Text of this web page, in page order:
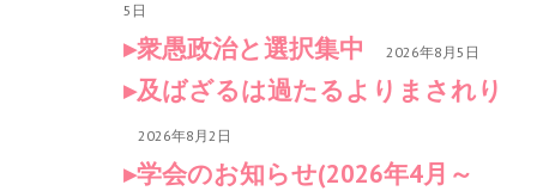
5日
衆愚政治と選択集中 2026年8月5日
及ばざるは過たるよりまされり
2026年8月2日
学会のお知らせ(2026年4月～